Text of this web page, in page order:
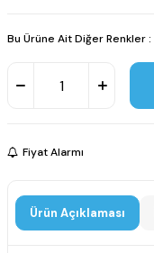
Bu Ürüne Ait Diğer Renkler :
Fiyat Alarmı
Ürün Açıklaması